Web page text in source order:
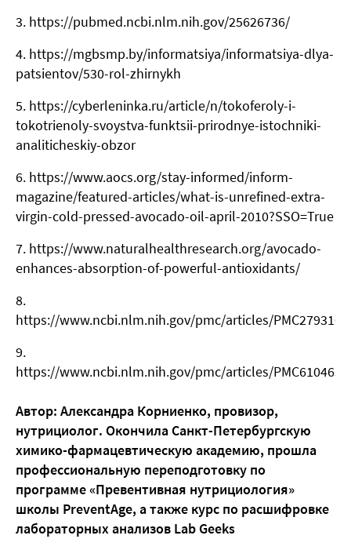
https://pubmed.ncbi.nlm.nih.gov/25626736/
https://mgbsmp.by/informatsiya/informatsiya-dlya-
patsientov/530-rol-zhirnykh
https://cyberleninka.ru/article/n/tokoferoly-i-
tokotrienoly-svoystva-funktsii-prirodnye-istochniki-
analiticheskiy-obzor
https://www.aocs.org/stay-informed/inform-
magazine/featured-articles/what-is-unrefined-extra-
virgin-cold-pressed-avocado-oil-april-2010?SSO=True
https://www.naturalhealthresearch.org/avocado-
enhances-absorption-of-powerful-antioxidants/
https://www.ncbi.nlm.nih.gov/pmc/articles/
https://www.ncbi.nlm.nih.gov/pmc/articles/
Автор: Александра Корниенко, провизор,
нутрициолог. Окончила Санкт-Петербургскую
химико-фармацевтическую академию, прошла
профессиональную переподготовку по
программе «Превентивная нутрициология»
школы PreventAge, а также курс по расшифровке
лабораторных анализов Lab Geeks